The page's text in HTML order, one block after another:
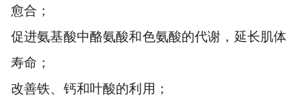
愈合；
促进氨基酸中酪氨酸和色氨酸的代谢，延长肌体
寿命；
改善铁、钙和叶酸的利用；